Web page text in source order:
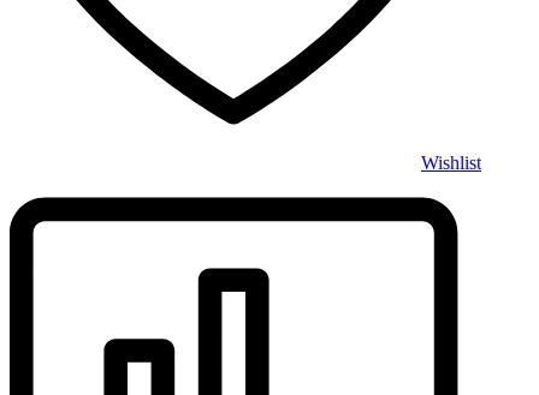
Wishlist